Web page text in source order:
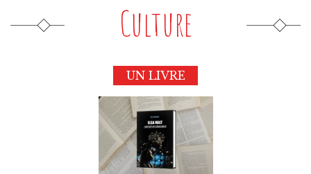
Culture
UN LIVRE